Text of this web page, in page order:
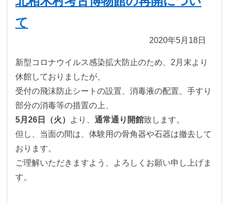
て
2020年5月18日
新型コロナウイルス感染拡大防止のため、2月末より
休館しておりましたが、
受付の飛沫防止シートの設置、消毒液の配置、手すり
部分の消毒等の措置の上、
5月26日（火）
より、 通常通り開館致します。
但し、当面の間は、体験用の骨角器や石器は撤去して
おります。
ご理解いただきますよう、よろしくお願い申し上げま
す。